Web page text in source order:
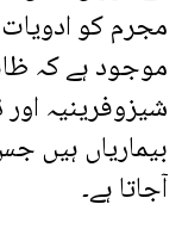
مجرم کو
موجود ہے کہ
شیزوفرینیہ
بیماریاں ہیں
آجاتا ہے۔